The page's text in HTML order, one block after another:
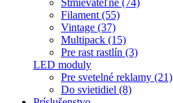
Stmievateľné (74)
Filament (55)
Vintage (37)
Multipack (15)
Pre rast rastlín (3)
LED moduly
Pre svetelné reklamy (21)
Do svietidiel (8)